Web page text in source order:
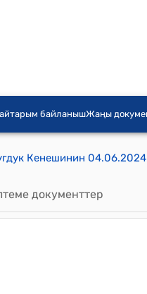
байланышЖаңы
документтер